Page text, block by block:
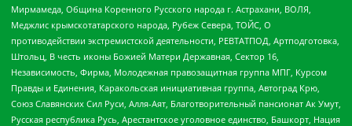
Мирмамеда, Община Коренного Русского народа г. Астрахани, ВОЛЯ,
Меджлис крымскотатарского народа, Рубеж Севера, ТОЙС, О
противодействии экстремистской деятельности, РЕВТАТПОД, Артподготовка,
Штольц, В честь иконы Божией Матери Державная, Сектор 16,
Независимость, Фирма, Молодежная правозащитная группа МПГ, Курсом
Правды и Единения, Каракольская инициативная группа, Автоград Крю,
Союз Славянских Сил Руси, Алля-Аят, Благотворительный пансионат Ак Умут,
Русская республика Русь, Арестантское уголовное единство, Башкорт, Нация